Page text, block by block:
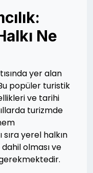
Ne
yer alan
popüler turistik
ve tarihi
turizmde
yerel halkın
olması ve